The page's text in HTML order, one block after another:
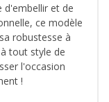
d'embellir et de
ce modèle
robustesse à
tout style de
l'occasion
!